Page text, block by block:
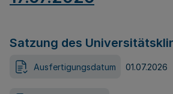
Satzung des
Ausfertigungsdatum 01.07.2026